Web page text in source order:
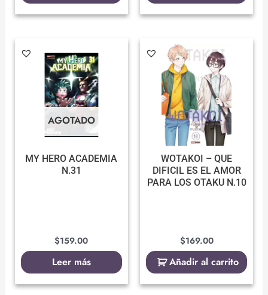
AGOTADO
MY HERO ACADEMIA
N.31
$159.00
Leer más
WOTAKOI – QUE
DIFICIL ES EL AMOR
PARA LOS OTAKU N.10
$169.00
Añadir al carrito